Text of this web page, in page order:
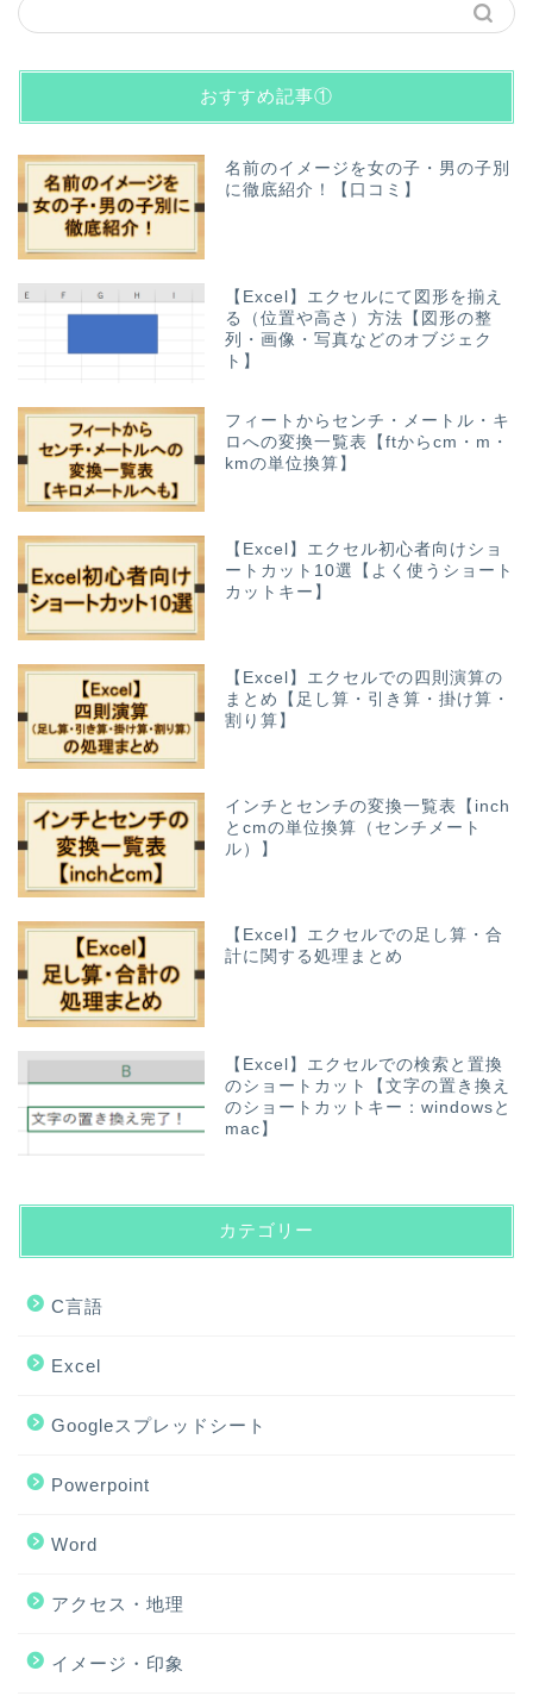
おすすめ記事①
名前のイメージを女の子・男の子別
に徹底紹介！【口コミ】
【Excel】エクセルにて図形を揃え
る（位置や高さ）方法【図形の整
列・画像・写真などのオブジェク
ト】
フィートからセンチ・メートル・キ
ロへの変換一覧表【ftからcm・m・
kmの単位換算】
【Excel】エクセル初心者向けショ
ートカット10選【よく使うショート
カットキー】
【Excel】エクセルでの四則演算の
まとめ【足し算・引き算・掛け算・
割り算】
インチとセンチの変換一覧表【inch
とcmの単位換算（センチメート
ル）】
【Excel】エクセルでの足し算・合
計に関する処理まとめ
【Excel】エクセルでの検索と置換
のショートカット【文字の置き換え
のショートカットキー：windowsと
mac】
カテゴリー
C言語
Excel
Googleスプレッドシート
Powerpoint
Word
アクセス・地理
イメージ・印象